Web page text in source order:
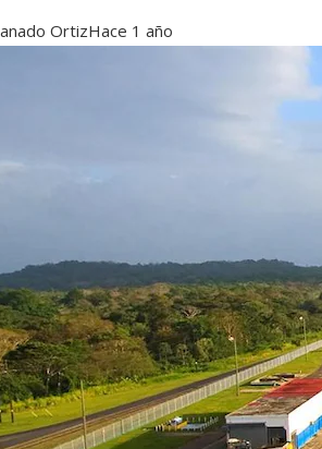
OrtizHace 1 año